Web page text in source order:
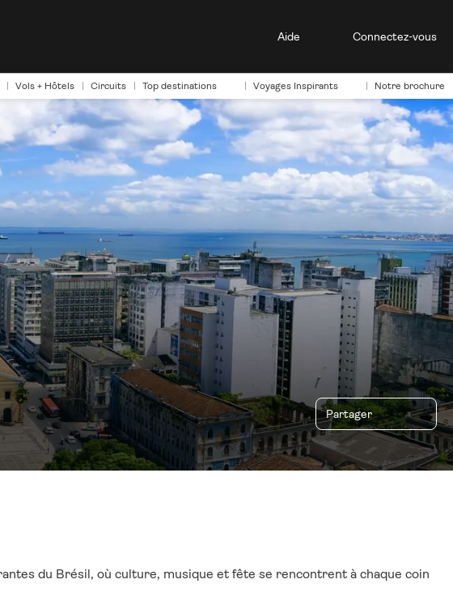
Aide Connectez-vous
Vols + Hôtels Circuits Top destinations Voyages Inspirants Notre brochure
Partager
du Brésil, où culture, musique et fête se rencontrent à chaque coin